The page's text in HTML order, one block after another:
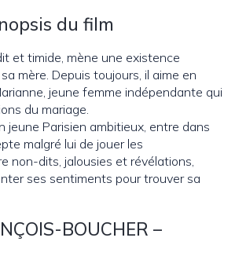
du film
et timide, mène une existence
mère. Depuis toujours, il aime en
jeune femme indépendante qui
du mariage.
jeune Parisien ambitieux, entre dans
malgré lui de jouer les
non-dits, jalousies et révélations,
ses sentiments pour trouver sa
BOUCHER –